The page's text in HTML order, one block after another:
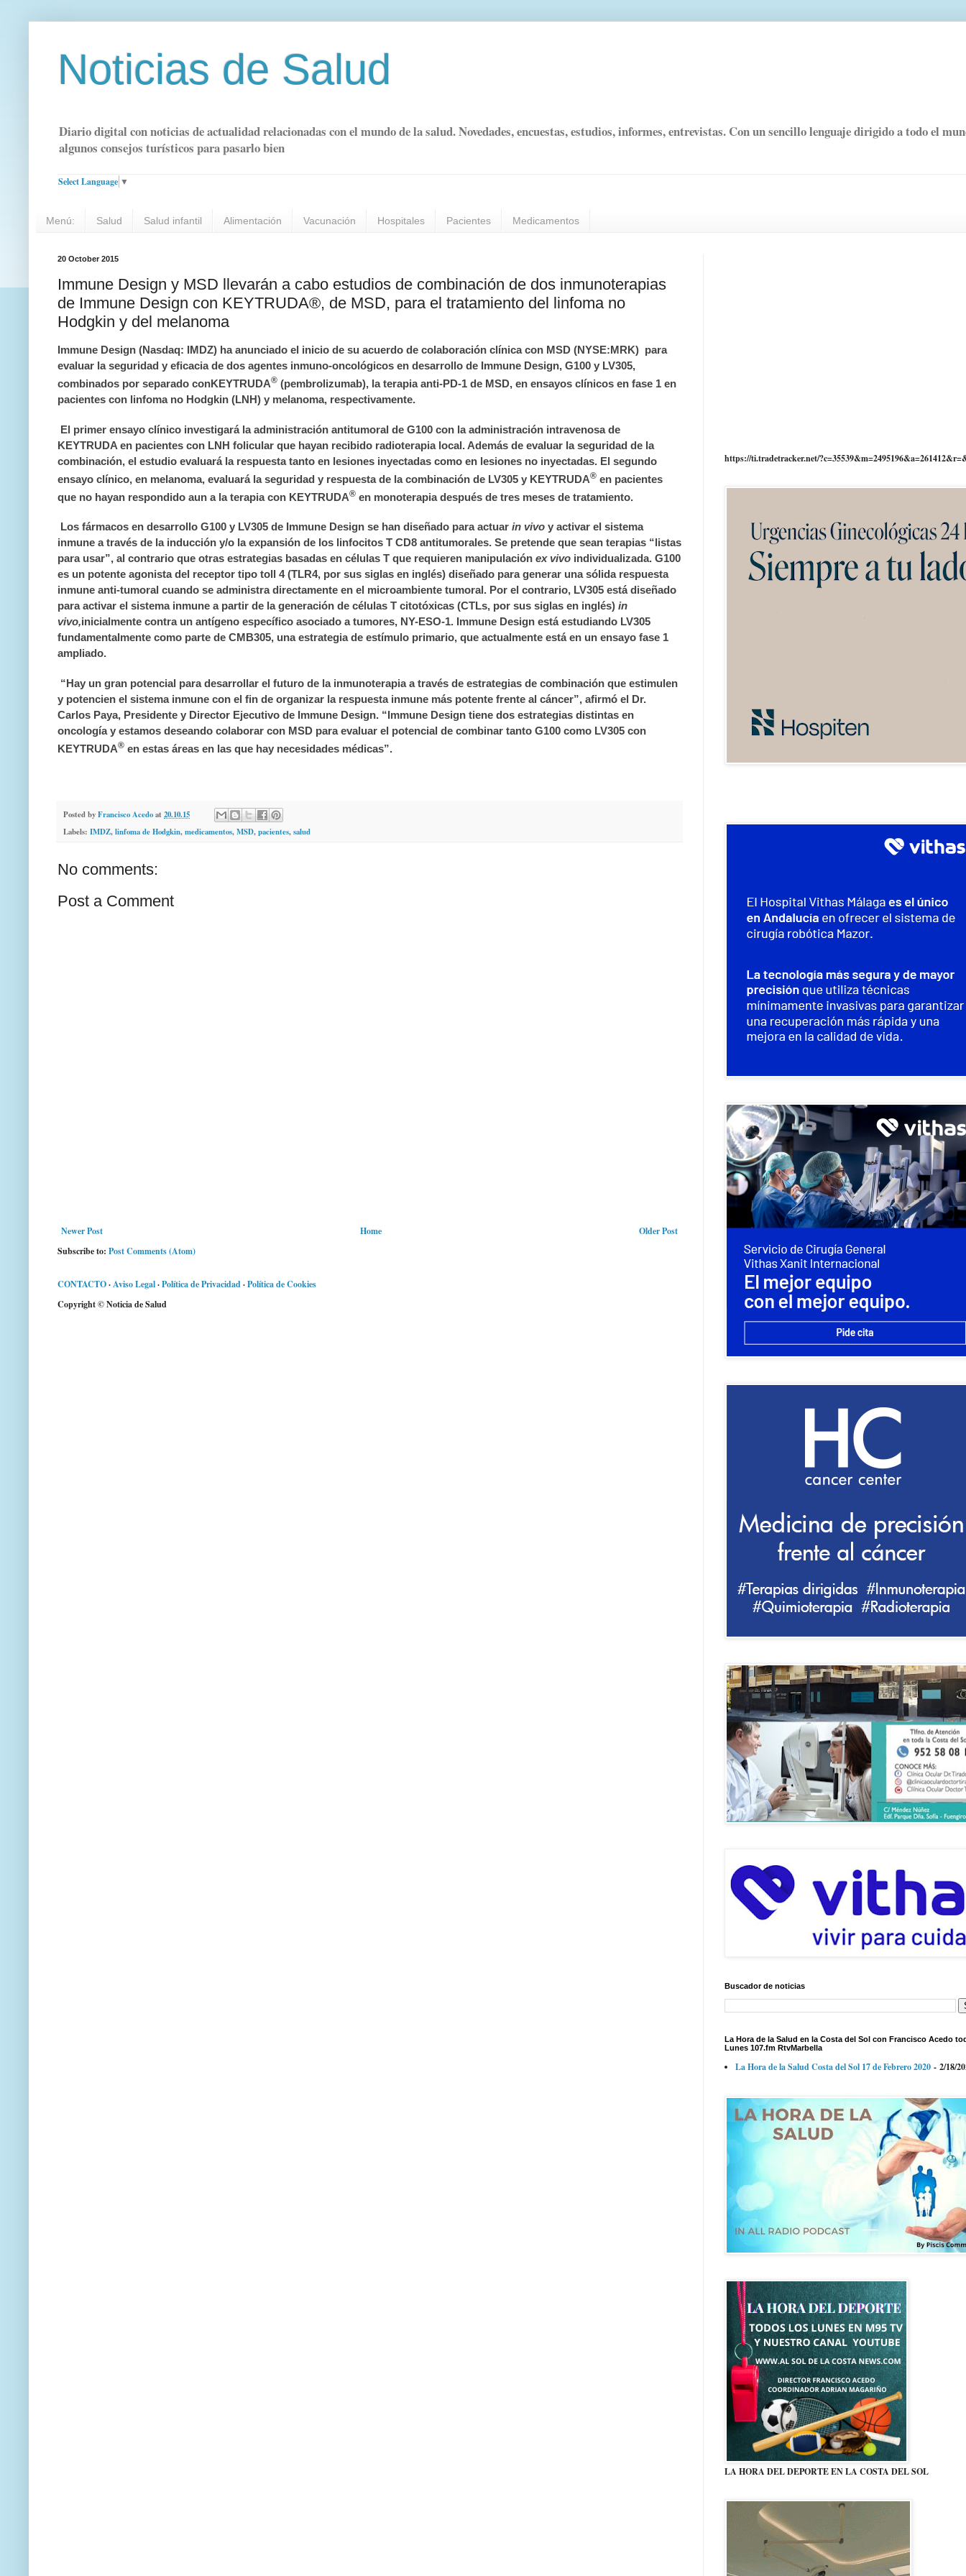
Noticias de Salud
Diario digital con noticias de actualidad relacionadas con el mundo de la salud. Novedades, encuestas, estudios, informes, entrevistas. Con un sencillo lenguaje dirigido a todo el
algunos consejos turísticos para pasarlo bien
Select Language ▼
Menú: Salud Salud infantil Alimentación Vacunación Hospitales Pacientes Medicamentos
20 October 2015
Immune Design y MSD llevarán a cabo estudios de combinación de dos inmunoterapias
de Immune Design con KEYTRUDA®, de MSD, para el tratamiento del linfoma no
Immune Design (Nasdaq: IMDZ) ha anunciado el inicio de su acuerdo de colaboración clínica con MSD (NYSE:MRK) para
evaluar la seguridad y eficacia de dos agentes inmuno-oncológicos en desarrollo de Immune Design, G100 y LV305,
combinados por separado conKEYTRUDA® (pembrolizumab), la terapia anti-PD-1 de MSD, en ensayos clínicos en fase 1 en
pacientes con linfoma no Hodgkin (LNH) y melanoma, respectivamente.
El primer ensayo clínico investigará la administración antitumoral de G100 con la administración intravenosa de
KEYTRUDA en pacientes con LNH folicular que hayan recibido radioterapia local. Además de evaluar la seguridad de la
combinación, el estudio evaluará la respuesta tanto en lesiones inyectadas como en lesiones no inyectadas. El segundo
ensayo clínico, en melanoma, evaluará la seguridad y respuesta de la combinación de LV305 y KEYTRUDA® en pacientes
que no hayan respondido aun a la terapia con KEYTRUDA® en monoterapia después de tres meses de tratamiento.
Los fármacos en desarrollo G100 y LV305 de Immune Design se han diseñado para actuar in vivo y activar el sistema
inmune a través de la inducción y/o la expansión de los linfocitos T CD8 antitumorales. Se pretende que sean terapias “listas
para usar”, al contrario que otras estrategias basadas en células T que requieren manipulación ex vivo individualizada. G100
es un potente agonista del receptor tipo toll 4 (TLR4, por sus siglas en inglés) diseñado para generar una sólida respuesta
inmune anti-tumoral cuando se administra directamente en el microambiente tumoral. Por el contrario, LV305 está diseñado
para activar el sistema inmune a partir de la generación de células T citotóxicas (CTLs, por sus siglas en inglés) in
vivo,inicialmente contra un antígeno específico asociado a tumores, NY-ESO-1. Immune Design está estudiando LV305
fundamentalmente como parte de CMB305, una estrategia de estímulo primario, que actualmente está en un ensayo fase 1
ampliado.
“Hay un gran potencial para desarrollar el futuro de la inmunoterapia a través de estrategias de combinación que estimulen
y potencien el sistema inmune con el fin de organizar la respuesta inmune más potente frente al cáncer”, afirmó el Dr.
Carlos Paya, Presidente y Director Ejecutivo de Immune Design. “Immune Design tiene dos estrategias distintas en
oncología y estamos deseando colaborar con MSD para evaluar el potencial de combinar tanto G100 como LV305 con
KEYTRUDA® en estas áreas en las que hay necesidades médicas”.
Posted byFrancisco Acedoat 20.10.15
Labels: IMDZ,linfoma de Hodgkin,medicamentos,MSD,pacientes,salud
No comments:
Post a Comment
Newer Post Older Post
Home
Subscribe to: Post Comments (Atom)
CONTACTO·Aviso Legal·Política de Privacidad·Política de Cookies
Copyright © Noticia de Salud
https://ti.tradetracker.net/
Buscador de noticias
La Hora de la Salud en la Costa del Sol con Francisco Acedo
Lunes 107.fm RtvMarbella
La Hora de la Salud Costa del Sol 17 de Febrero 2020 - 2/18/
LA HORA DEL DEPORTE EN LA COSTA DEL SOL